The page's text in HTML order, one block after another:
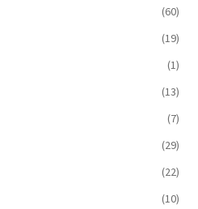
(60)
(19)
(1)
(13)
(7)
(29)
(22)
(10)